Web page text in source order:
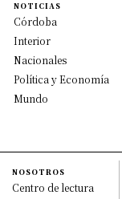
NOTICIAS
Córdoba
Interior
Nacionales
Política y Economía
Mundo
NOSOTROS
Centro de lectura